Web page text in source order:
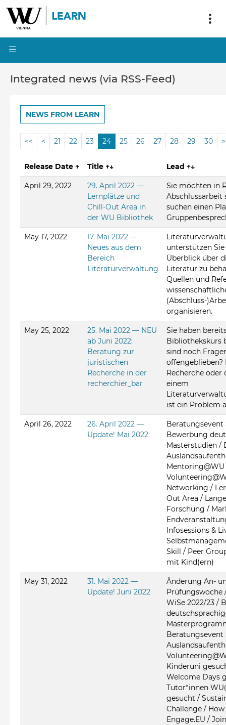
Integrated news (via RSS-Feed)
NEWS FROM LEARN
<< < 21 22 23 24 25 26 27 28 29 30 >
Release Date ↑ Title ↑↓ Lead ↑↓
April 29, 2022
29. April 2022 —
Lernplätze und
Chill-Out Area in
der WU Bibliothek
Sie möchten in
Abschlussarbeit
suchen einen
May 17, 2022
17. Mai 2022 —
Neues aus dem
Bereich
Literaturverwaltung
unterstützen Sie
Überblick über
Literatur zu
Quellen und
(Abschluss-
organisieren.
May 25, 2022
25. Mai 2022 — NEU
ab Juni 2022:
Beratung zur
juristischen
Recherche in der
recherchier_bar
Sie haben
Bibliothekskurs
sind noch
offengeblieben?
Recherche
einem
ist ein Problem
April 26, 2022
26. April 2022 —
Update! Mai 2022
Beratungsevent
Bewerbung
Masterstudien /
Mentoring@WU
Networking /
Out Area /
Forschung /
Infosessions &
Skill / Peer
mit Kind(ern)
May 31, 2022
31. Mai 2022 —
Update! Juni 2022
Änderung An-
Prüfungswoche
WiSe 2022/23 /
Beratungsevent
Kinderuni
Welcome Days
Tutor*innen
gesucht /
Challenge /
Engage.EU /